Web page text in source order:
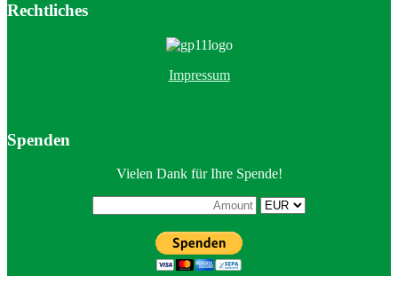
Rechtliches
Impressum
Spenden
Vielen Dank für Ihre Spende!